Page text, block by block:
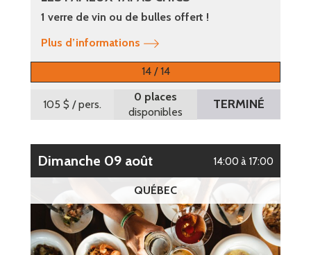
1 verre de vin ou de bulles offert !
Plus d’informations
14 / 14
105 $ / pers.
0 places
disponibles
TERMINÉ
dimanche 09 août 14:00 à 17:00
QUÉBEC